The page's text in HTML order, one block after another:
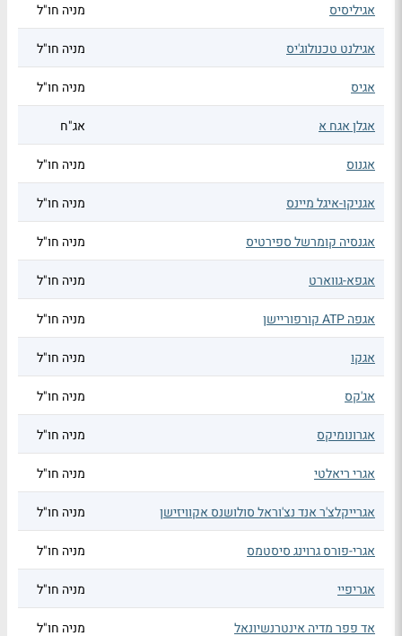
אגיליסיס מניה חו"ל
אגילנט טכנולוג'יס מניה חו"ל
אגיס מניה חו"ל
אגלן אגח א אג"ח
אגנוס מניה חו"ל
אגניקו-איגל מיינס מניה חו"ל
אגנסיה קומרשל ספירטיס מניה חו"ל
אגפא-גווארט מניה חו"ל
אגפה ATP קורפוריישן מניה חו"ל
אגקו מניה חו"ל
אג'קס מניה חו"ל
אגרונומיקס מניה חו"ל
אגרי ריאלטי מניה חו"ל
אגרייקלצ'ר אנד נצ'וראל סולושנס אקוויזישן מניה חו"ל
אגרי-פורס גרוינג סיסטמס מניה חו"ל
אגריפיי מניה חו"ל
אד פפר מדיה אינטרנשיונאל מניה חו"ל